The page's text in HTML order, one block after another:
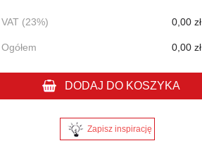
VAT (23%) 0,00 zł
Ogółem 0,00 zł
DODAJ DO KOSZYKA
Zapisz inspirację